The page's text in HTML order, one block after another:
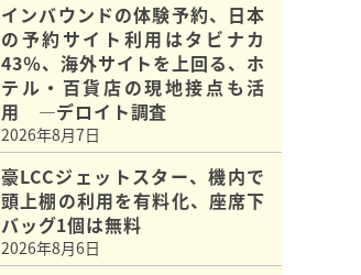
インバウンドの体験予約、日本
の予約サイト利用はタビナカ
43％、海外サイトを上回る、ホ
テル・百貨店の現地接点も活
用 ―デロイト調査
2026年8月7日
豪LCCジェットスター、機内で
頭上棚の利用を有料化、座席下
バッグ1個は無料
2026年8月6日